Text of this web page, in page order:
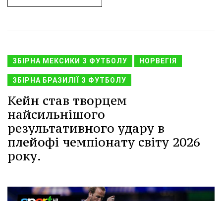
ЗБІРНА МЕКСИКИ З ФУТБОЛУ НОРВЕГІЯ
ЗБІРНА БРАЗИЛІЇ З ФУТБОЛУ
Кейн став творцем
найсильнішого
результативного удару в
плейофі чемпіонату світу 2026
року.